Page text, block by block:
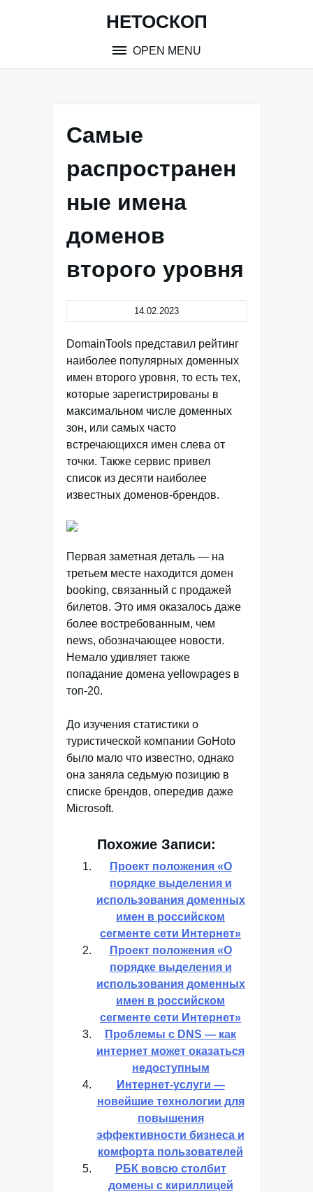
НЕТОСКОП
OPEN MENU
Самые
распространен
ные имена
доменов
второго уровня
14.02.2023
DomainTools представил рейтинг
наиболее популярных доменных
имен второго уровня, то есть тех,
которые зарегистрированы в
максимальном числе доменных
зон, или самых часто
встречающихся имен слева от
точки. Также сервис привел
список из десяти наиболее
известных доменов-брендов.
Первая заметная деталь — на
третьем месте находится домен
booking, связанный с продажей
билетов. Это имя оказалось даже
более востребованным, чем
news, обозначающее новости.
Немало удивляет также
попадание домена yellowpages в
топ-20.
До изучения статистики о
туристической компании GoHoto
было мало что известно, однако
она заняла седьмую позицию в
списке брендов, опередив даже
Microsoft.
Похожие Записи:
Проект положения «О
порядке выделения и
использования доменных
имен в российском
сегменте сети Интернет»
Проект положения «О
порядке выделения и
использования доменных
имен в российском
сегменте сети Интернет»
Проблемы с DNS — как
интернет может оказаться
недоступным
Интернет-услуги —
новейшие технологии для
повышения
эффективности бизнеса и
комфорта пользователей
РБК вовсю столбит
домены с кириллицей